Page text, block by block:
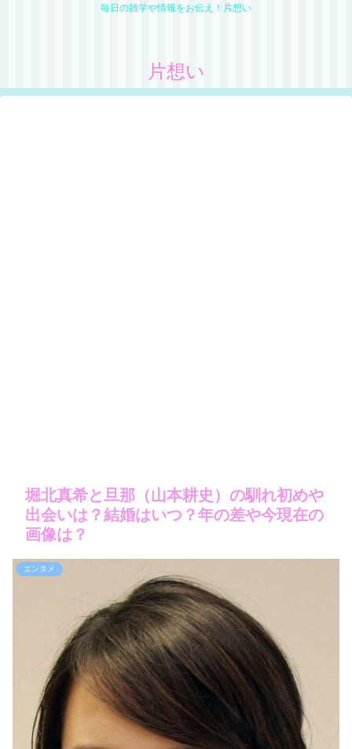
毎日の雑学や情報をお伝え！片想い
片想い
堀北真希と旦那（山本耕史）の馴れ初めや
出会いは？結婚はいつ？年の差や今現在の
画像は？
エンタメ